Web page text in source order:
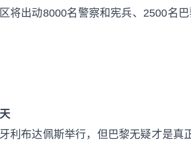
将出动8000名警察和宪兵、2500名
利布达佩斯举行，但巴黎无疑才是真